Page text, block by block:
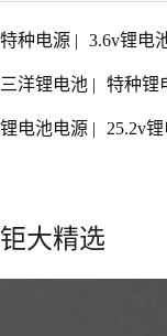
特种电源 | 3.6v锂电
三洋锂电池 | 特种锂
锂电池电源 | 25.2v
钜大精选